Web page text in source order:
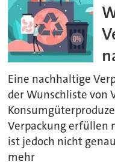
Eine nachhaltige
der Wunschliste von
Verpackung erfüllen
ist jedoch nicht
mehr